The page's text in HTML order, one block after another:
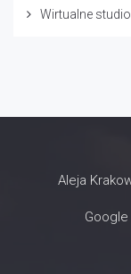
Wirtualne
Aleja